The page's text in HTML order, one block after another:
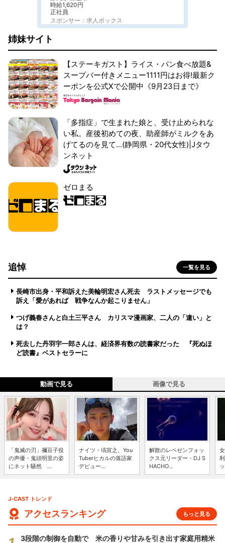
時給1,620円
正社員
スポンサー：求人ボックス
姉妹サイト
【ステーキガスト】ライス・パン食べ放題&
スープバー付きメニュー1111円はお得!最新ク
ーポンを公式Xで公開中《9月23日まで》
「多指症」で生まれた娘と、受け止められな
い私。産後初めての夜、助産師がミルクをあ
げてるのを見て...(静岡県・20代女性)|Jタウ
ンネット
ゼロまる
追悼 一覧を見る
長崎市出身・平和訴えた美輪明宏さん死去 ラストメッセージでも
訴え「愛があれば 戦争なんか起こりません」
つげ義春さんと白土三平さん カリスマ漫画家、二人の「違い」と
は？
死去した丹羽宇一郎さんは、経済界有数の読書家だった 『死ぬほ
ど読書』ベストセラーに
動画で見る 画像で見る
「鬼滅の刃」禰豆子役
の声優・鬼頭明里の姿
にネット騒然 ...
ナイツ・塙宣之、You
Tuberヒカルの落語家
デビュー...
解散のレペゼンフォッ
クス元リーダー・DJ S
HACHO...
J-CAST トレンド
アクセスランキング もっと見る
3段階の制御を自動で 米の香りや甘みを引き出す家庭用精米